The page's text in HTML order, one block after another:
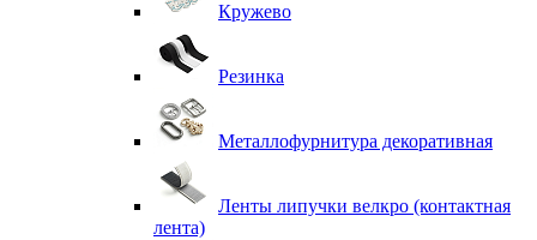
Кружево
Резинка
Металлофурнитура декоративная
Ленты липучки велкро (контактная
лента)